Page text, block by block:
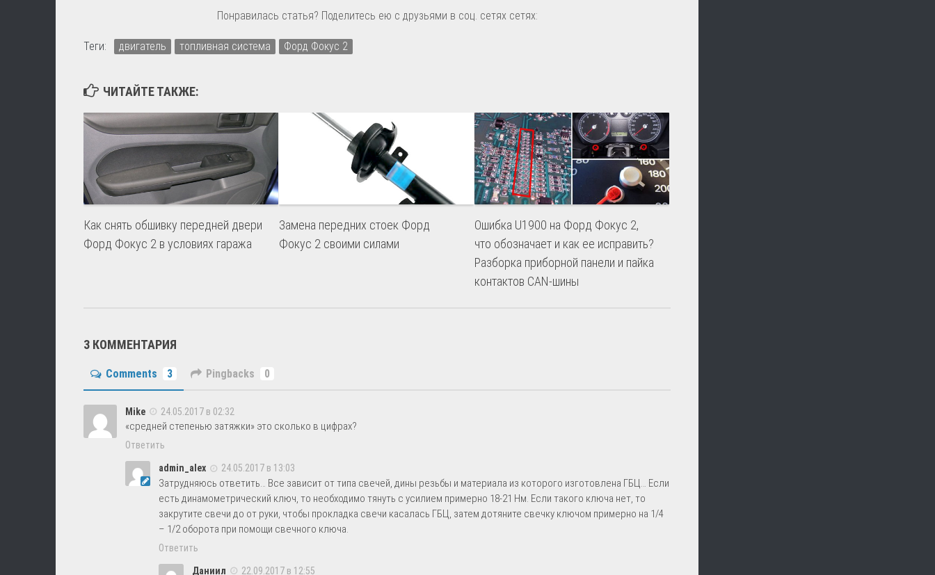
Понравилась статья? Поделитесь ею с друзьями в соц. сетях сетях:
Теги: двигатель топливная система Форд Фокус 2
ЧИТАЙТЕ ТАКЖЕ:
Как снять обшивку передней двери
Форд Фокус 2 в условиях гаража
Замена передних стоек Форд
Фокус 2 своими силами
Ошибка U1900 на Форд Фокус 2,
что обозначает и как ее исправить?
Разборка приборной панели и пайка
контактов CAN-шины
3 КОММЕНТАРИЯ
Comments 3 Pingbacks 0
Mike 24.05.2017 в 02:32
«средней степенью затяжки» это сколько в цифрах?
Ответить
admin_alex 24.05.2017 в 13:03
Затрудняюсь ответить… Все зависит от типа свечей, дины резьбы и материала из которого изготовлена ГБЦ… Если
есть динамометрический ключ, то необходимо тянуть с усилием примерно 18-21 Нм. Если такого ключа нет, то
закрутите свечи до от руки, чтобы прокладка свечи касалась ГБЦ, затем дотяните свечку ключом примерно на 1/4
– 1/2 оборота при помощи свечного ключа.
Ответить
Даниил 22.09.2017 в 12:55